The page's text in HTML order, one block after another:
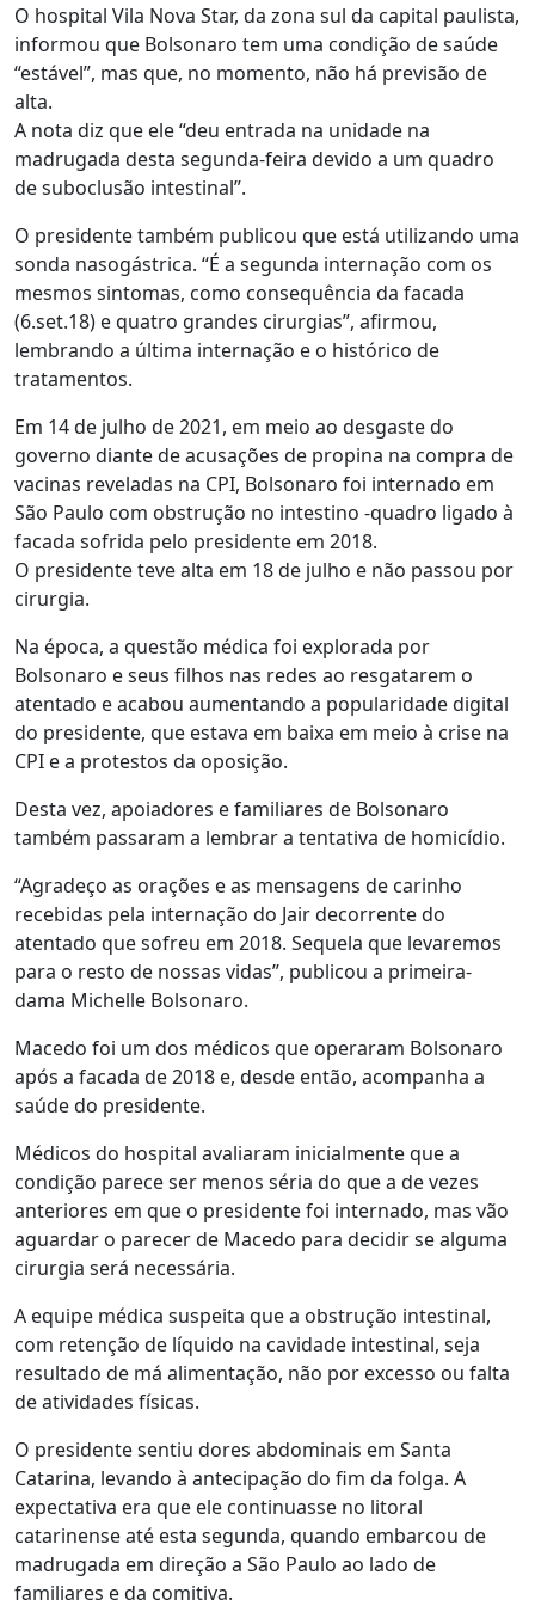
O hospital Vila Nova Star, da zona sul da capital paulista,
informou que Bolsonaro tem uma condição de saúde
“estável”, mas que, no momento, não há previsão de
alta.
A nota diz que ele “deu entrada na unidade na
madrugada desta segunda-feira devido a um quadro
de suboclusão intestinal”.
O presidente também publicou que está utilizando uma
sonda nasogástrica. “É a segunda internação com os
mesmos sintomas, como consequência da facada
(6.set.18) e quatro grandes cirurgias”, afirmou,
lembrando a última internação e o histórico de
tratamentos.
Em 14 de julho de 2021, em meio ao desgaste do
governo diante de acusações de propina na compra de
vacinas reveladas na CPI, Bolsonaro foi internado em
São Paulo com obstrução no intestino -quadro ligado à
facada sofrida pelo presidente em 2018.
O presidente teve alta em 18 de julho e não passou por
cirurgia.
Na época, a questão médica foi explorada por
Bolsonaro e seus filhos nas redes ao resgatarem o
atentado e acabou aumentando a popularidade digital
do presidente, que estava em baixa em meio à crise na
CPI e a protestos da oposição.
Desta vez, apoiadores e familiares de Bolsonaro
também passaram a lembrar a tentativa de homicídio.
“Agradeço as orações e as mensagens de carinho
recebidas pela internação do Jair decorrente do
atentado que sofreu em 2018. Sequela que levaremos
para o resto de nossas vidas”, publicou a primeira-
dama Michelle Bolsonaro.
Macedo foi um dos médicos que operaram Bolsonaro
após a facada de 2018 e, desde então, acompanha a
saúde do presidente.
Médicos do hospital avaliaram inicialmente que a
condição parece ser menos séria do que a de vezes
anteriores em que o presidente foi internado, mas vão
aguardar o parecer de Macedo para decidir se alguma
cirurgia será necessária.
A equipe médica suspeita que a obstrução intestinal,
com retenção de líquido na cavidade intestinal, seja
resultado de má alimentação, não por excesso ou falta
de atividades físicas.
O presidente sentiu dores abdominais em Santa
Catarina, levando à antecipação do fim da folga. A
expectativa era que ele continuasse no litoral
catarinense até esta segunda, quando embarcou de
madrugada em direção a São Paulo ao lado de
familiares e da comitiva.